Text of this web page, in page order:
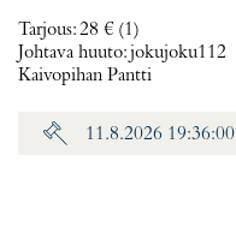
Tarjous:28 € (1)
Johtava huuto:jokujoku112
Kaivopihan Pantti
11.8.2026 19:36:00